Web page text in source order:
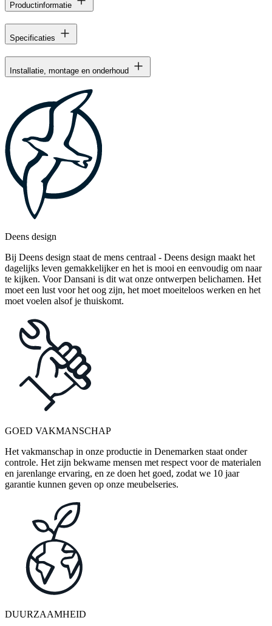
Productinformatie
Specificaties
Installatie, montage en onderhoud
Deens design
Bij Deens design staat de mens centraal - Deens design maakt het
dagelijks leven gemakkelijker en het is mooi en eenvoudig om naar
te kijken. Voor Dansani is dit wat onze ontwerpen belichamen. Het
moet een lust voor het oog zijn, het moet moeiteloos werken en het
moet voelen alsof je thuiskomt.
GOED VAKMANSCHAP
Het vakmanschap in onze productie in Denemarken staat onder
controle. Het zijn bekwame mensen met respect voor de materialen
en jarenlange ervaring, en ze doen het goed, zodat we 10 jaar
garantie kunnen geven op onze meubelseries.
DUURZAAMHEID